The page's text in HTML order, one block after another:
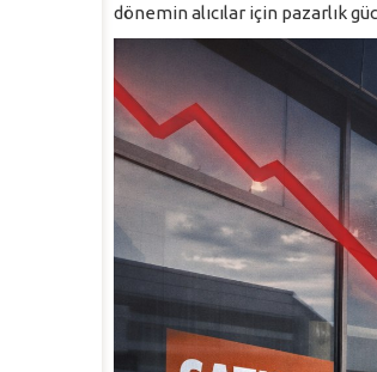
dönemin alıcılar için pazarlık